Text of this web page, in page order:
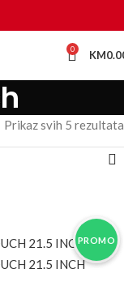
0 KM
Prikaz svih 5 rezultata
PROMO
PROMO
PROMO